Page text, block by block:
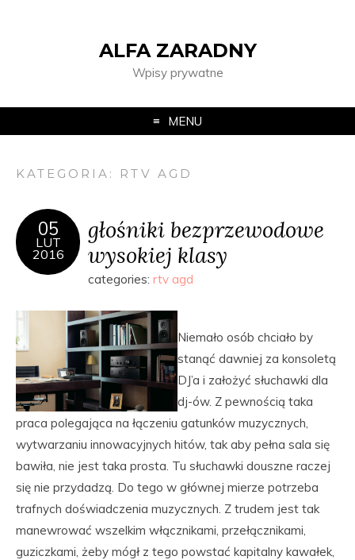
ALFA ZARADNY
Wpisy prywatne
MENU
KATEGORIA: RTV AGD
05
LUT
2016
głośniki bezprzewodowe
wysokiej klasy
categories: rtv agd
Niemało osób chciało by
stanąć dawniej za konsoletą
DJ’a i założyć słuchawki dla
dj-ów. Z pewnością taka
praca polegająca na łączeniu gatunków muzycznych,
wytwarzaniu innowacyjnych hitów, tak aby pełna sala się
bawiła, nie jest taka prosta. Tu słuchawki douszne raczej
się nie przydadzą. Do tego w głównej mierze potrzeba
trafnych doświadczenia muzycznych. Z trudem jest tak
manewrować wszelkim włącznikami, przełącznikami,
guziczkami, żeby mógł z tego powstać kapitalny kawałek,